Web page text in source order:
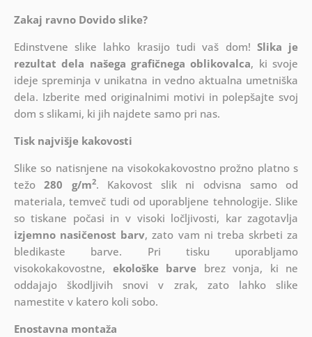
Zakaj ravno Dovido slike?
Edinstvene slike lahko krasijo tudi vaš dom! Slika je
rezultat dela našega grafičnega oblikovalca, ki svoje
ideje spreminja v unikatna in vedno aktualna umetniška
dela. Izberite med originalnimi motivi in polepšajte svoj
dom s slikami, ki jih najdete samo pri nas.
Tisk najvišje kakovosti
Slike so natisnjene na visokokakovostno prožno platno s
težo280 g/m2. Kakovost slik ni odvisna samo od
materiala, temveč tudi od uporabljene tehnologije. Slike
so tiskane počasi in v visoki ločljivosti, kar zagotavlja
izjemno nasičenost barv, zato vam ni treba skrbeti za
bledikaste barve. Pri tisku uporabljamo
visokokakovostne, ekološke barve brez vonja, ki ne
oddajajo škodljivih snovi v zrak, zato lahko slike
namestite v katero koli sobo.
Enostavna montaža